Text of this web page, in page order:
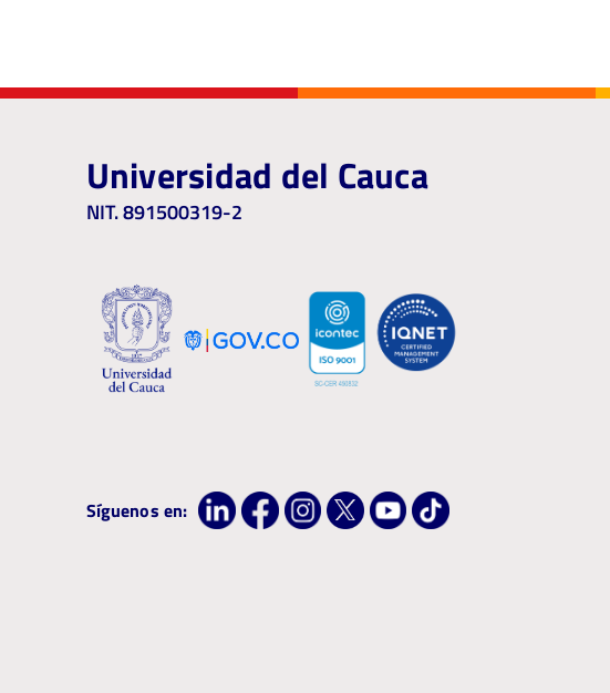
Universidad del Cauca
NIT. 891500319-2
Síguenos en: